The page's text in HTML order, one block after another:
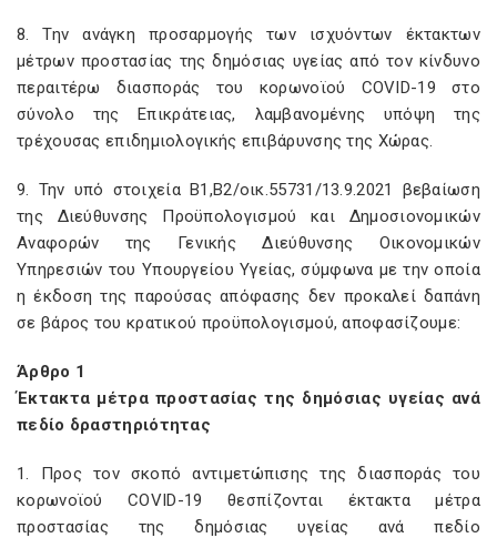
8. Την ανάγκη προσαρμογής των ισχυόντων έκτακτων
μέτρων προστασίας της δημόσιας υγείας από τον κίνδυνο
περαιτέρω διασποράς του κορωνοϊού COVID-19 στο
σύνολο της Επικράτειας, λαμβανομένης υπόψη της
τρέχουσας επιδημιολογικής επιβάρυνσης της Χώρας.
9. Την υπό στοιχεία Β1,Β2/οικ.55731/13.9.2021 βεβαίωση
της Διεύθυνσης Προϋπολογισμού και Δημοσιονομικών
Αναφορών της Γενικής Διεύθυνσης Οικονομικών
Υπηρεσιών του Υπουργείου Υγείας, σύμφωνα με την οποία
η έκδοση της παρούσας απόφασης δεν προκαλεί δαπάνη
σε βάρος του κρατικού προϋπολογισμού, αποφασίζουμε:
Άρθρο 1
Έκτακτα μέτρα προστασίας της δημόσιας υγείας ανά
πεδίο δραστηριότητας
1. Προς τον σκοπό αντιμετώπισης της διασποράς του
κορωνοϊού COVID-19 θεσπίζονται έκτακτα μέτρα
προστασίας της δημόσιας υγείας ανά πεδίο